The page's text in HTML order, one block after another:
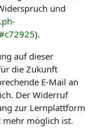
und
).
auf dieser
die Zukunft
E-Mail an
Der Widerruf
zur Lernplattform
mehr möglich ist.